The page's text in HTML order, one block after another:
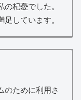
杞憂でした。
しています。
のために利用さ